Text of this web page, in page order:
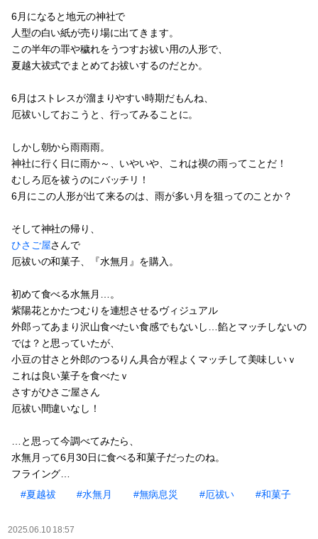
6月になると地元の神社で
人型の白い紙が売り場に出てきます。
この半年の罪や穢れをうつすお祓い用の人形で、
夏越大祓式でまとめてお祓いするのだとか。
6月はストレスが溜まりやすい時期だもんね、
厄祓いしておこうと、行ってみることに。
しかし朝から雨雨雨。
神社に行く日に雨か～、いやいや、これは禊の雨ってことだ！
むしろ厄を祓うのにバッチリ！
6月にこの人形が出て来るのは、雨が多い月を狙ってのことか？
そして神社の帰り、
ひさご屋さんで
厄祓いの和菓子、『水無月』を購入。
初めて食べる水無月…。
紫陽花とかたつむりを連想させるヴィジュアル
外郎ってあまり沢山食べたい食感でもないし…餡とマッチしないの
では？と思っていたが、
小豆の甘さと外郎のつるりん具合が程よくマッチして美味しいｖ
これは良い菓子を食べたｖ
さすがひさご屋さん
厄祓い間違いなし！
…と思って今調べてみたら、
水無月って6月30日に食べる和菓子だったのね。
フライング…
#夏越祓
#水無月 #無病息災 #厄祓い #和菓子
2025.06.10 18:57